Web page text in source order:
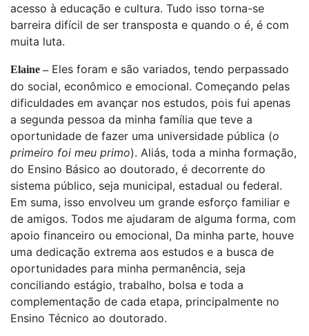
acesso à educação e cultura. Tudo isso torna-se
barreira difícil de ser transposta e quando o é, é com
muita luta.
Elaine –Eles foram e são variados, tendo perpassado
do social, econômico e emocional. Começando pelas
dificuldades em avançar nos estudos, pois fui apenas
a segunda pessoa da minha família que teve a
oportunidade de fazer uma universidade pública (o
primeiro foi meu primo). Aliás, toda a minha formação,
do Ensino Básico ao doutorado, é decorrente do
sistema público, seja municipal, estadual ou federal.
Em suma, isso envolveu um grande esforço familiar e
de amigos. Todos me ajudaram de alguma forma, com
apoio financeiro ou emocional, Da minha parte, houve
uma dedicação extrema aos estudos e a busca de
oportunidades para minha permanência, seja
conciliando estágio, trabalho, bolsa e toda a
complementação de cada etapa, principalmente no
Ensino Técnico ao doutorado.